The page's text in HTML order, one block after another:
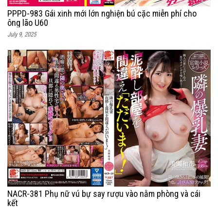
PPPD-983 Gái xinh mới lớn nghiện bú cặc miễn phí cho
ông lão U60
July 9, 2025
NACR-381 Phụ nữ vú bự say rượu vào nằm phòng và cái
kết